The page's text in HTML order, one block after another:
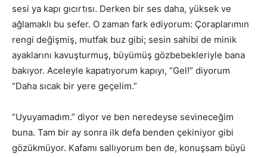
sesi ya kapı gıcırtısı. Derken bir ses daha, yüksek ve
ağlamaklı bu sefer. O zaman fark ediyorum: Çoraplarımın
rengi değişmiş, mutfak buz gibi; sesin sahibi de minik
ayaklarını kavuşturmuş, büyümüş gözbebekleriyle bana
bakıyor. Aceleyle kapatıyorum kapıyı, “Gel!” diyorum
“Daha sıcak bir yere geçelim.”
“Uyuyamadım.” diyor ve ben neredeyse sevineceğim
buna. Tam bir ay sonra ilk defa benden çekiniyor gibi
gözükmüyor. Kafamı sallıyorum ben de, konuşsam büyü